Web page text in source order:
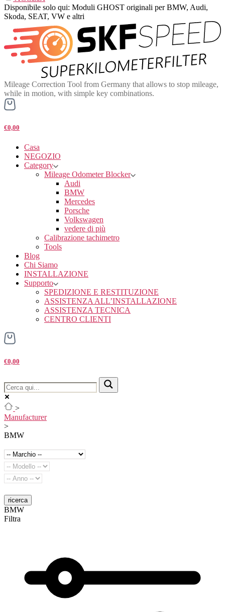
Disponibile solo qui: Moduli GHOST originali per BMW, Audi,
Skoda, SEAT, VW e altri
Mileage Correction Tool from Germany that allows to stop mileage,
while in motion, with simple key combinations.
€0,00
Casa
NEGOZIO
Category
Mileage Odometer Blocker
Audi
BMW
Mercedes
Porsche
Volkswagen
vedere di più
Calibrazione tachimetro
Tools
Blog
Chi Siamo
INSTALLAZIONE
Supporto
SPEDIZIONE E RESTITUZIONE
ASSISTENZA ALL’INSTALLAZIONE
ASSISTENZA TECNICA
CENTRO CLIENTI
€0,00
>
Manufacturer
>
BMW
ricerca
BMW
Filtra